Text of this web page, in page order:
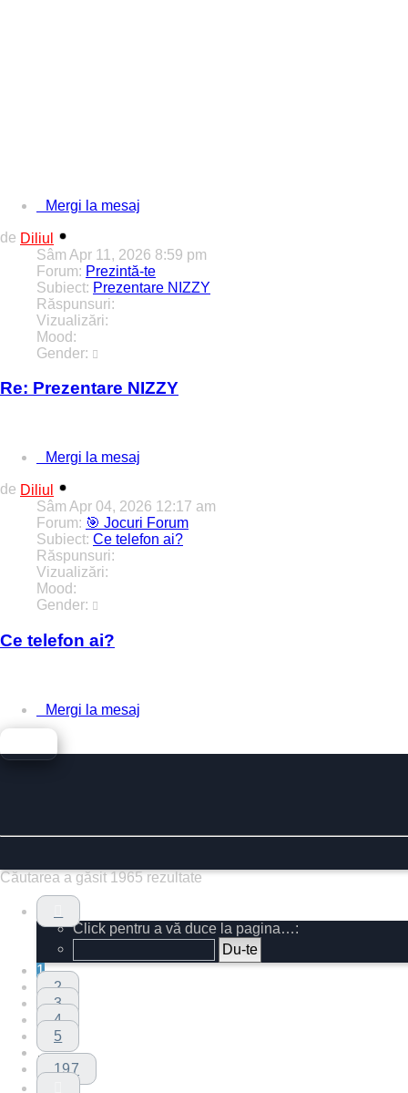
Mergi la mesaj
de Diliul
Sâm Apr 11, 2026 8:59 pm
Forum: Prezintă-te
Subiect: Prezentare NIZZY
Răspunsuri:
Vizualizări:
Mood:
Gender:
Re: Prezentare NIZZY
Mergi la mesaj
de Diliul
Sâm Apr 04, 2026 12:17 am
Forum: 🎯 Jocuri Forum
Subiect: Ce telefon ai?
Răspunsuri:
Vizualizări:
Mood:
Gender:
Ce telefon ai?
Mergi la mesaj
Căutarea a găsit 1965 rezultate
Pagina
1
din
197
Click pentru a vă duce la pagina…:
1
2
3
4
5
…
197
Următorul